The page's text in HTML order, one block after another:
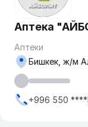
Аптека
Аптеки
Бишкек, ж/м
+996 550 ****